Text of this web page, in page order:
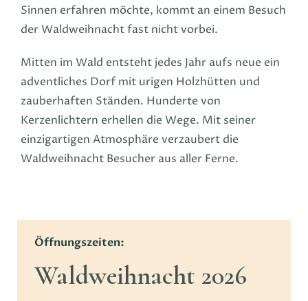
Sinnen erfahren möchte, kommt an einem Besuch
der Waldweihnacht fast nicht vorbei.
Mitten im Wald entsteht jedes Jahr aufs neue ein
adventliches Dorf mit urigen Holzhütten und
zauberhaften Ständen. Hunderte von
Kerzenlichtern erhellen die Wege. Mit seiner
einzigartigen Atmosphäre verzaubert die
Waldweihnacht Besucher aus aller Ferne.
Öffnungszeiten:
Waldweihnacht 2026